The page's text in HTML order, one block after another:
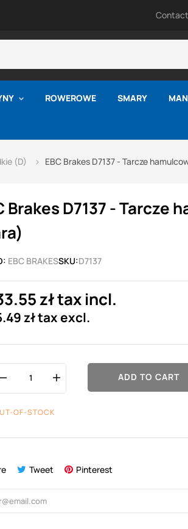
Contact
ROWEROWE SMARY
(D) EBC Brakes D7137 - Tarcze
Brakes D7137 - Tarcze
EBC BRAKESSKU:D7137
zł tax incl.
zł tax excl.
ADD TO CART
OF-STOCK
Tweet Pinterest